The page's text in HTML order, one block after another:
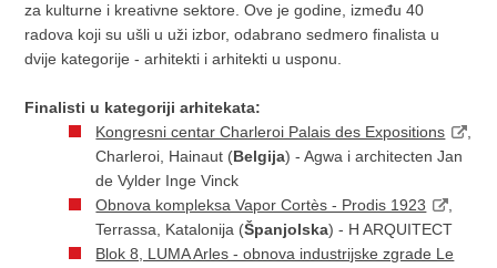
za kulturne i kreativne sektore. Ove je godine, između 40
radova koji su ušli u uži izbor, odabrano sedmero finalista u
dvije kategorije - arhitekti i arhitekti u usponu.
Finalisti u kategoriji arhitekata:
Kongresni centar Charleroi Palais des Expositions
Charleroi, Hainaut (Belgija) - Agwa i architecten Jan
de Vylder Inge Vinck
Obnova kompleksa Vapor Cortès - Prodis 1923
Terrassa, Katalonija (Španjolska) - H ARQUITECT
Blok 8, LUMA Arles - obnova industrijske zgrade Le